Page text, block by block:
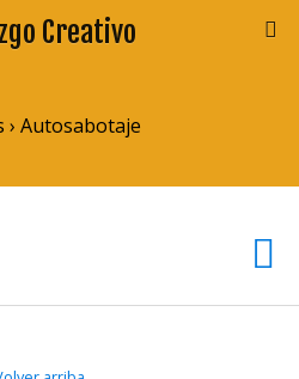
Creativo
› Autosabotaje